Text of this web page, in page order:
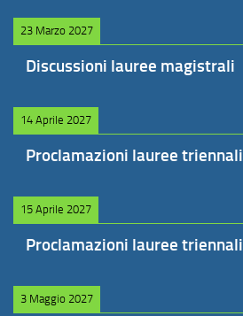
23 Marzo 2027
Discussioni lauree magistrali
14 Aprile 2027
Proclamazioni lauree triennali
15 Aprile 2027
Proclamazioni lauree triennali
3 Maggio 2027